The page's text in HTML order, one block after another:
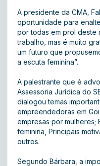
A presidente da CMA,
oportunidade para
por todas em prol deste
trabalho, mas é muito
um futuro que
a escuta feminina”.
A palestrante que é
Assessoria Jurídica do
dialogou temas
empreendedoras em
empresas por mulheres;
feminina, Principais
outros.
Segundo Bárbara, a